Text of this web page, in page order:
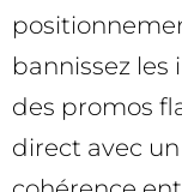
bannissez les
des promos
direct avec un